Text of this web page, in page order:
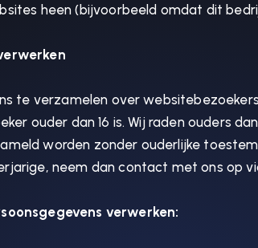
heen (bijvoorbeeld omdat dit
verzamelen over
ouder dan 16 is. Wij raden ouders
worden zonder ouderlijke
neem dan contact met ons op
verwerken: